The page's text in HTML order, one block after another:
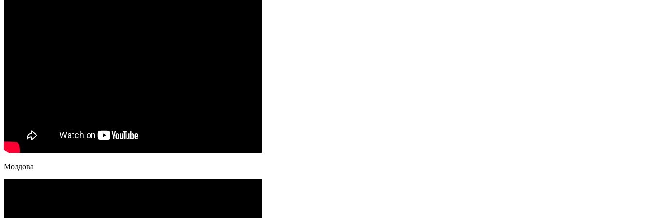
Молдова